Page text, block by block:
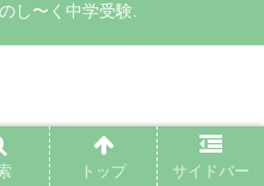
し〜く中学受験.
トップ サイドバー